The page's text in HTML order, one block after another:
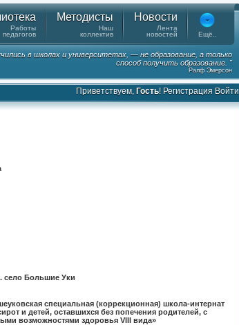
Работы
педагогов
Методисты
Наш
коллектив
Новости
Лента
новостей
Ещё..
в школах и университетах, — не образование, а только
способ получить образование. "
Ралф Эмерсон
Приветствуем, Гость! Регистрация Войти
село Большие Уки
специальная (коррекционная) школа-интернат
и детей, оставшихся без попечения родителей, с
возможностями здоровья VIII вида»